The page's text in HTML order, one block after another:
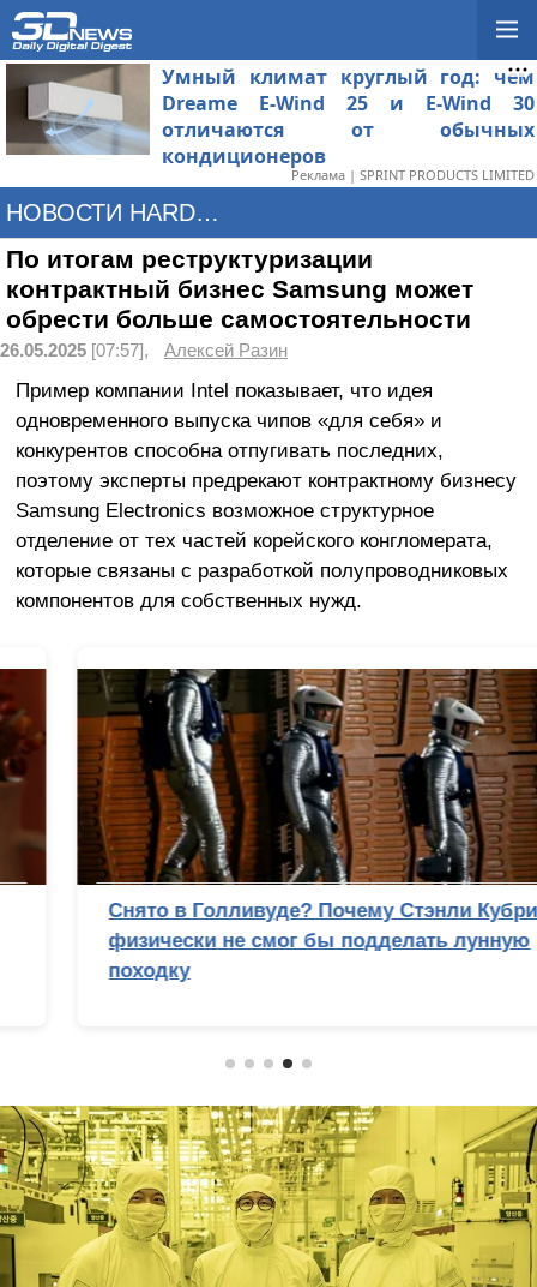
Умный климат круглый год: чем
Dreame E-Wind 25 и E-Wind 30
отличаются от обычных
кондиционеров
Реклама | SPRINT PRODUCTS LIMITED
НОВОСТИ HARDWARE
По итогам реструктуризации
контрактный бизнес Samsung может
обрести больше самостоятельности
26.05.2025 [07:57], Алексей Разин
Пример компании Intel показывает, что идея
одновременного выпуска чипов «для себя» и
конкурентов способна отпугивать последних,
поэтому эксперты предрекают контрактному бизнесу
Samsung Electronics возможное структурное
отделение от тех частей корейского конгломерата,
которые связаны с разработкой полупроводниковых
компонентов для собственных нужд.
Снято в Голливуде? Почему Стэнли Кубрик
физически не смог бы подделать лунную
походку